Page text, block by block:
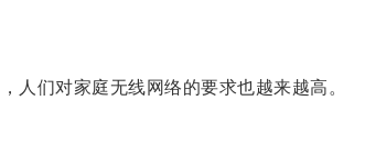
们对家庭无线网络的要求也越来越高。